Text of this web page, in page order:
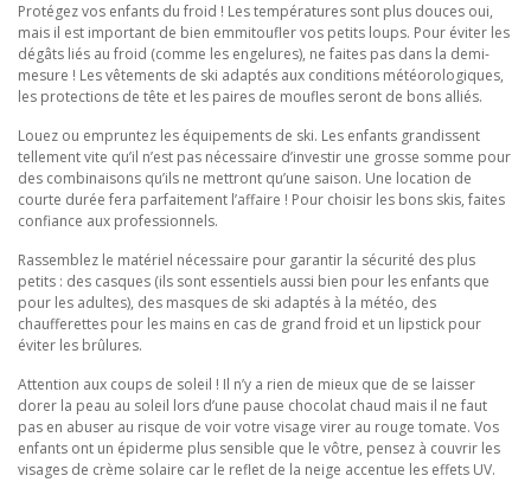
Protégez vos enfants du froid ! Les températures sont plus douces oui,
mais il est important de bien emmitoufler vos petits loups. Pour éviter les
dégâts liés au froid (comme les engelures), ne faites pas dans la demi-
mesure ! Les vêtements de ski adaptés aux conditions météorologiques,
les protections de tête et les paires de moufles seront de bons alliés.
Louez ou empruntez les équipements de ski. Les enfants grandissent
tellement vite qu’il n’est pas nécessaire d’investir une grosse somme pour
des combinaisons qu’ils ne mettront qu’une saison. Une location de
courte durée fera parfaitement l’affaire ! Pour choisir les bons skis, faites
confiance aux professionnels.
Rassemblez le matériel nécessaire pour garantir la sécurité des plus
petits : des casques (ils sont essentiels aussi bien pour les enfants que
pour les adultes), des masques de ski adaptés à la météo, des
chaufferettes pour les mains en cas de grand froid et un lipstick pour
éviter les brûlures.
Attention aux coups de soleil ! Il n’y a rien de mieux que de se laisser
dorer la peau au soleil lors d’une pause chocolat chaud mais il ne faut
pas en abuser au risque de voir votre visage virer au rouge tomate. Vos
enfants ont un épiderme plus sensible que le vôtre, pensez à couvrir les
visages de crème solaire car le reflet de la neige accentue les effets UV.